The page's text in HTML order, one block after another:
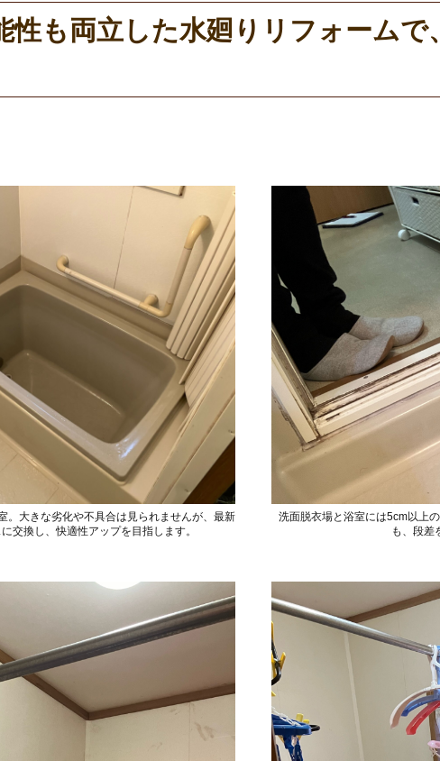
性も両立した水廻りリフォームで
。大きな劣化や不具合は見られませんが、最新
交換し、快適性アップを目指します。
洗面脱衣場と浴室には5cm以上
も、段差